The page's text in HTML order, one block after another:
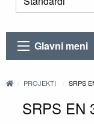
Glavni meni
PROJEKTI SRPS
SRPS EN